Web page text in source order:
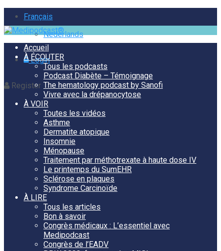
Français
Nederlands
Login
Register
Accueil
À ÉCOUTER
Tous les podcasts
Podcast Diabète – Témoignage
The hematology podcast by Sanofi
Vivre avec la drépanocytose
À VOIR
Toutes les vidéos
Asthme
Dermatite atopique
Insomnie
Ménopause
Traitement par méthotrexate à haute dose IV
Le printemps du SumEHR
Sclérose en plaques
Syndrome Carcinoïde
À LIRE
Tous les articles
Bon à savoir
Congrès médicaux : L’essentiel avec
Medipodcast
Congrès de l’EADV